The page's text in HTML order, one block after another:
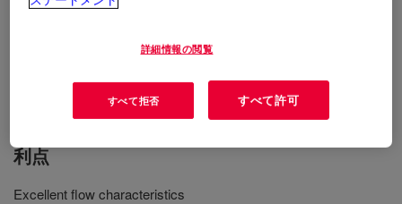
利点
Excellent flow characteristics
詳細情報の閲覧
すべて拒否 すべて許可